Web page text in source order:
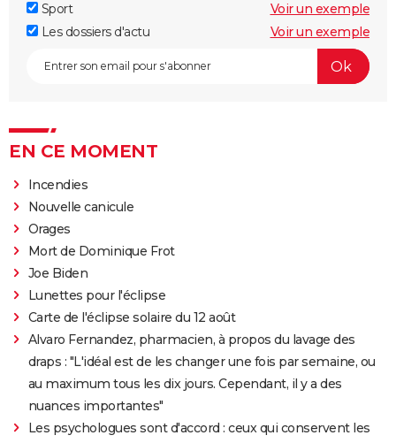
Sport
Voir un exemple
Les dossiers d'actu
Voir un exemple
EN CE MOMENT
Incendies
Nouvelle canicule
Orages
Mort de Dominique Frot
Joe Biden
Lunettes pour l'éclipse
Carte de l'éclipse solaire du 12 août
Alvaro Fernandez, pharmacien, à propos du lavage des
draps : "L'idéal est de les changer une fois par semaine, ou
au maximum tous les dix jours. Cependant, il y a des
nuances importantes"
Les psychologues sont d'accord : ceux qui conservent les